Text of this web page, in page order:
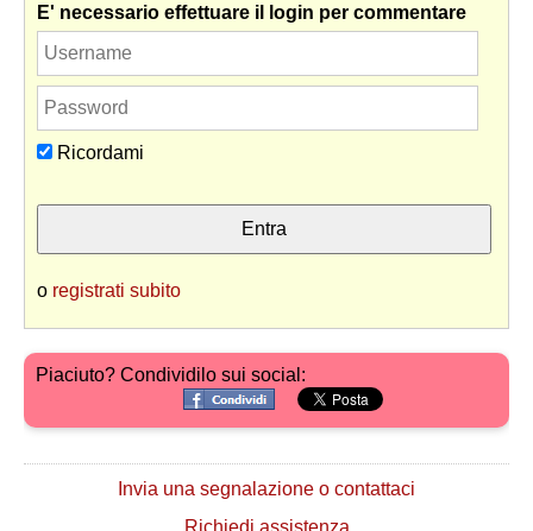
E' necessario effettuare il login per commentare
Ricordami
o registrati subito
Piaciuto? Condividilo sui social:
Invia una segnalazione o contattaci
Richiedi assistenza